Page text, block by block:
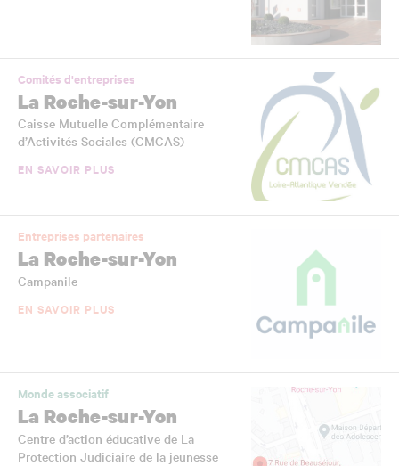
Comités d'entreprises
La Roche-sur-Yon
Caisse Mutuelle Complémentaire
d’Activités Sociales (CMCAS)
EN SAVOIR PLUS
Entreprises partenaires
La Roche-sur-Yon
Campanile
EN SAVOIR PLUS
Monde associatif
La Roche-sur-Yon
Centre d’action éducative de La
Protection Judiciaire de la jeunesse